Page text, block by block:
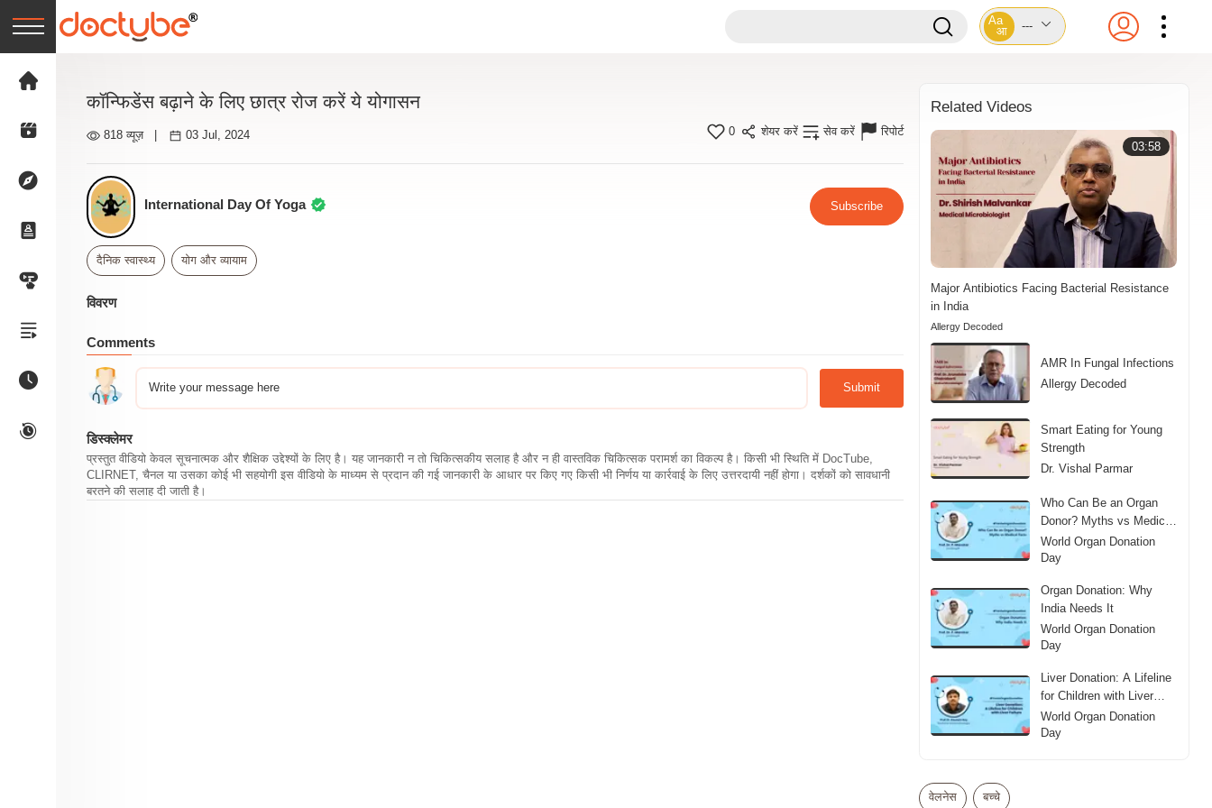
Aa
आ
---
कॉन्फिडेंस बढ़ाने के लिए छात्र रोज करें ये योगासन
818 व्यूज़ 03 Jul, 2024 0 शेयर करें सेव करें रिपोर्ट
International Day Of Yoga Subscribe
दैनिक स्वास्थ्य योग और व्यायाम
विवरण
Comments
Write your message here Submit
डिस्क्लेमर
प्रस्तुत वीडियो केवल सूचनात्मक और शैक्षिक उद्देश्यों के लिए है। यह जानकारी न तो चिकित्सकीय सलाह है और न ही वास्तविक चिकित्सक परामर्श का विकल्प है। किसी भी स्थिति में DocTube,
CLIRNET, चैनल या उसका कोई भी सहयोगी इस वीडियो के माध्यम से प्रदान की गई जानकारी के आधार पर किए गए किसी भी निर्णय या कार्रवाई के लिए उत्तरदायी नहीं होगा। दर्शकों को सावधानी
बरतने की सलाह दी जाती है।
Related Videos
03:58
Major Antibiotics Facing Bacterial Resistance
in India
Allergy Decoded
AMR In Fungal Infections
Allergy Decoded
Smart Eating for Young
Strength
Dr. Vishal Parmar
Who Can Be an Organ
Donor? Myths vs Medical
Facts
World Organ Donation
Day
Organ Donation: Why
India Needs It
World Organ Donation
Day
Liver Donation: A Lifeline
for Children with Liver
Failure
World Organ Donation
Day
वेलनेस बच्चे